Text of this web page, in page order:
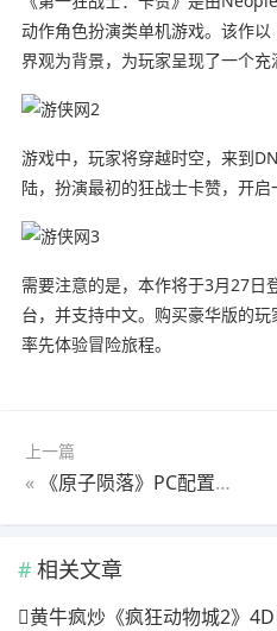
动作角色扮演类单机游戏。该作
界观为背景，为玩家呈现了一个充
游戏中，玩家将穿越时空，来到
陆，扮演最初的狂战士卡赞，开启
需要注意的是，本作将于3月27日
台，并支持中文。购买豪华版的玩
率先体验冒险旅程。
上一篇
« 《原子陨落》PC配置公布：最低RTX 2060 所需60GB！
相关文章
黄牛疯炒《疯狂动物城2》4D电